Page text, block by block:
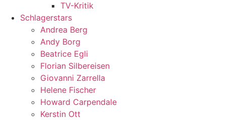
TV-Kritik
Schlagerstars
Andrea Berg
Andy Borg
Beatrice Egli
Florian Silbereisen
Giovanni Zarrella
Helene Fischer
Howard Carpendale
Kerstin Ott